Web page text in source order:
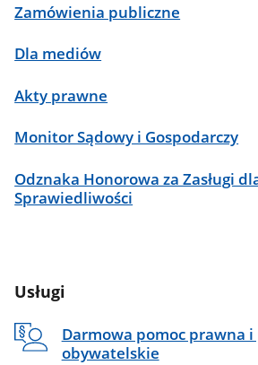
Zamówienia publiczne
Dla mediów
Akty prawne
Monitor Sądowy i Gospodarczy
Odznaka Honorowa za Zasługi
Sprawiedliwości
Usługi
Darmowa pomoc prawna
obywatelskie